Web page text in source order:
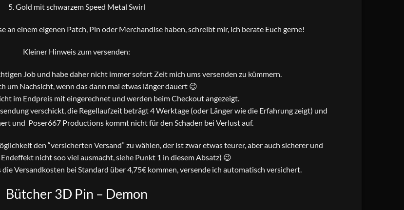
5. Gold mit schwarzem Speed Metal Swirl
an einem eigenen Patch, Pin oder Merchandise haben, schreibt mir, ich berate Euch gerne!
Kleiner Hinweis zum versenden:
Job und habe daher nicht immer sofort Zeit mich ums versenden zu kümmern.
um Nachsicht, wenn das dann mal etwas länger dauert 😉
im Endpreis mit eingerechnet und werden beim Checkout angezeigt.
verschickt, die Regellaufzeit beträgt 4 Werktage (oder Länger wie die Erfahrung zeigt) und
und Poser667 Productions kommt nicht für den Schaden bei Verlust auf.
den “versicherten Versand” zu wählen, der ist zwar etwas teurer, aber auch sicherer und
nicht soo viel ausmacht, siehe Punkt 1 in diesem Absatz) 😉
Versandkosten bei Standard über 4,75€ kommen, versende ich automatisch versichert.
Bütcher 3D Pin – Demon